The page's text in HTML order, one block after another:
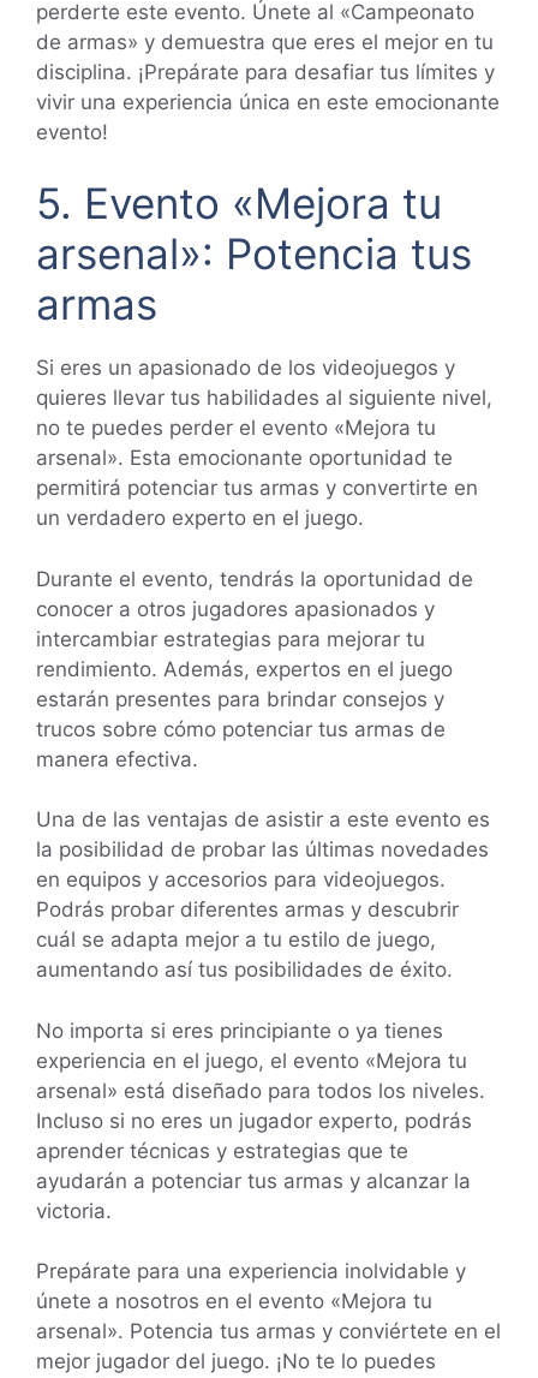
perderte este evento. Únete al «Campeonato
de armas» y demuestra que eres el mejor en tu
disciplina. ¡Prepárate para desafiar tus límites y
vivir una experiencia única en este emocionante
evento!
5. Evento «Mejora tu
arsenal»: Potencia tus
armas
Si eres un apasionado de los videojuegos y
quieres llevar tus habilidades al siguiente nivel,
no te puedes perder el evento «Mejora tu
arsenal». Esta emocionante oportunidad te
permitirá potenciar tus armas y convertirte en
un verdadero experto en el juego.
Durante el evento, tendrás la oportunidad de
conocer a otros jugadores apasionados y
intercambiar estrategias para mejorar tu
rendimiento. Además, expertos en el juego
estarán presentes para brindar consejos y
trucos sobre cómo potenciar tus armas de
manera efectiva.
Una de las ventajas de asistir a este evento es
la posibilidad de probar las últimas novedades
en equipos y accesorios para videojuegos.
Podrás probar diferentes armas y descubrir
cuál se adapta mejor a tu estilo de juego,
aumentando así tus posibilidades de éxito.
No importa si eres principiante o ya tienes
experiencia en el juego, el evento «Mejora tu
arsenal» está diseñado para todos los niveles.
Incluso si no eres un jugador experto, podrás
aprender técnicas y estrategias que te
ayudarán a potenciar tus armas y alcanzar la
victoria.
Prepárate para una experiencia inolvidable y
únete a nosotros en el evento «Mejora tu
arsenal». Potencia tus armas y conviértete en el
mejor jugador del juego. ¡No te lo puedes